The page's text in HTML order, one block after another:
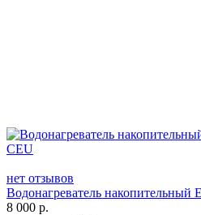
нет отзывов
Водонагреватель
8 000 р.